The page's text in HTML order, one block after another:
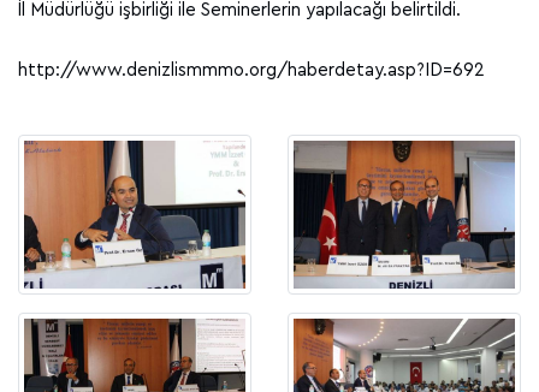
İl Müdürlüğü işbirliği ile Seminerlerin yapılacağı belirtildi.
http://www.denizlismmmo.org/haberdetay.asp?ID=692